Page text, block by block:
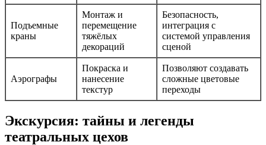
Подъемные
краны
Монтаж и
перемещение
тяжёлых
декораций
Безопасность,
интеграция с
системой управления
сценой
Аэрографы
Покраска и
нанесение
текстур
Позволяют создавать
сложные цветовые
переходы
Экскурсия: тайны и легенды
театральных цехов